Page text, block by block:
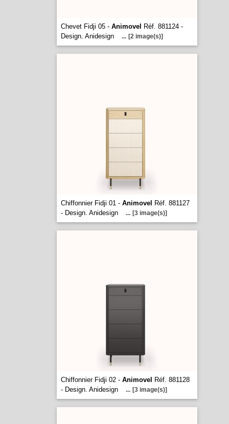
Chevet Fidji 05 - Animovel
Réf. 881124 -
Design. Anidesign
... [2 image(s)]
Chiffonnier Fidji 01 - Animovel
Réf. 881127
- Design. Anidesign
... [3 image(s)]
Chiffonnier Fidji 02 - Animovel
Réf. 881128
- Design. Anidesign
... [3 image(s)]